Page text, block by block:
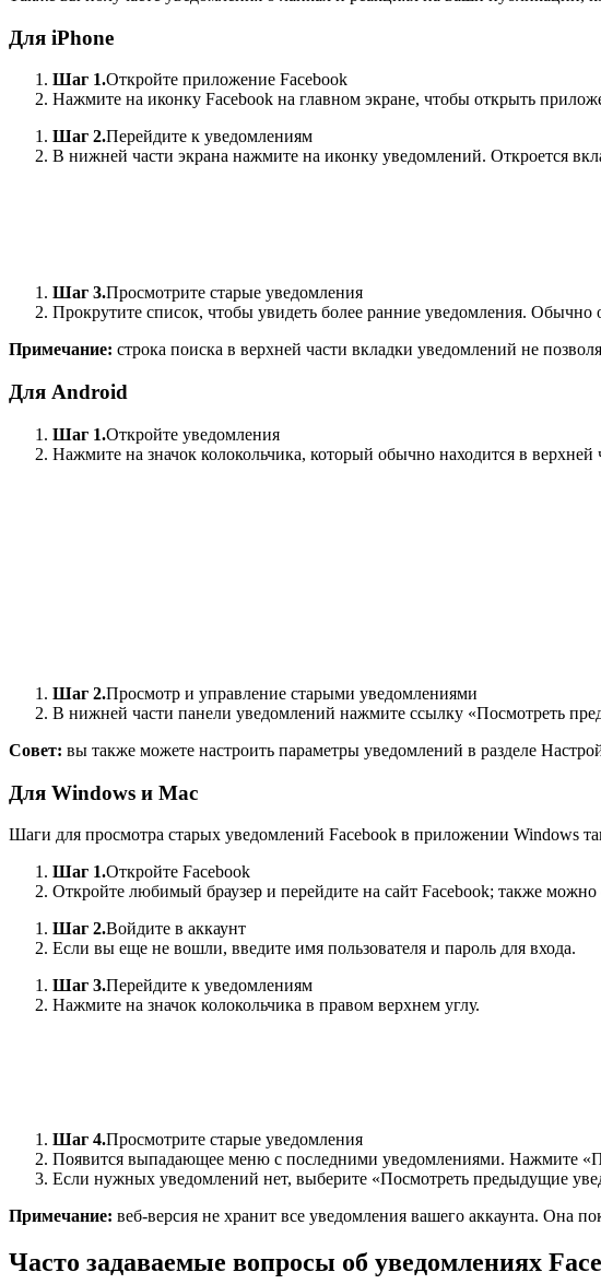
Для iPhone
Шаг 1.Откройте приложение Facebook
Нажмите на иконку Facebook на главном экране, чтобы открыть
Шаг 2.Перейдите к уведомлениям
В нижней части экрана нажмите на иконку уведомлений. Откроется
Шаг 3.Просмотрите старые уведомления
Прокрутите список, чтобы увидеть более ранние уведомления. Обычно
Примечание: строка поиска в верхней части вкладки уведомлений не
Для Android
Шаг 1.Откройте уведомления
Нажмите на значок колокольчика, который обычно находится в
Шаг 2.Просмотр и управление старыми уведомлениями
В нижней части панели уведомлений нажмите ссылку «Посмотреть
Совет: вы также можете настроить параметры уведомлений в разделе
Для Windows и Mac
Шаги для просмотра старых уведомлений Facebook в приложении Windows
Шаг 1.Откройте Facebook
Откройте любимый браузер и перейдите на сайт Facebook; также
Шаг 2.Войдите в аккаунт
Если вы еще не вошли, введите имя пользователя и пароль для входа.
Шаг 3.Перейдите к уведомлениям
Нажмите на значок колокольчика в правом верхнем углу.
Шаг 4.Просмотрите старые уведомления
Появится выпадающее меню с последними уведомлениями. Нажмите
Если нужных уведомлений нет, выберите «Посмотреть предыдущие
Примечание: веб-версия не хранит все уведомления вашего аккаунта. Она
Часто задаваемые вопросы об уведомлениях